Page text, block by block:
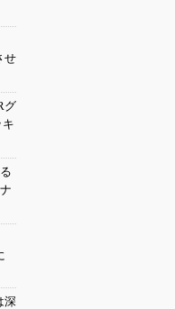
せ
グ
深